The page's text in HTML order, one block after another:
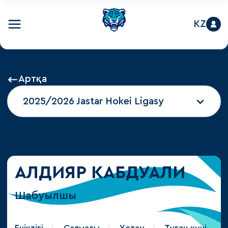
KZ
Артқа
2025/2026 Jastar Hokei Ligasy
АЛДИЯР КАБДУАЛИ
Шабуылшы